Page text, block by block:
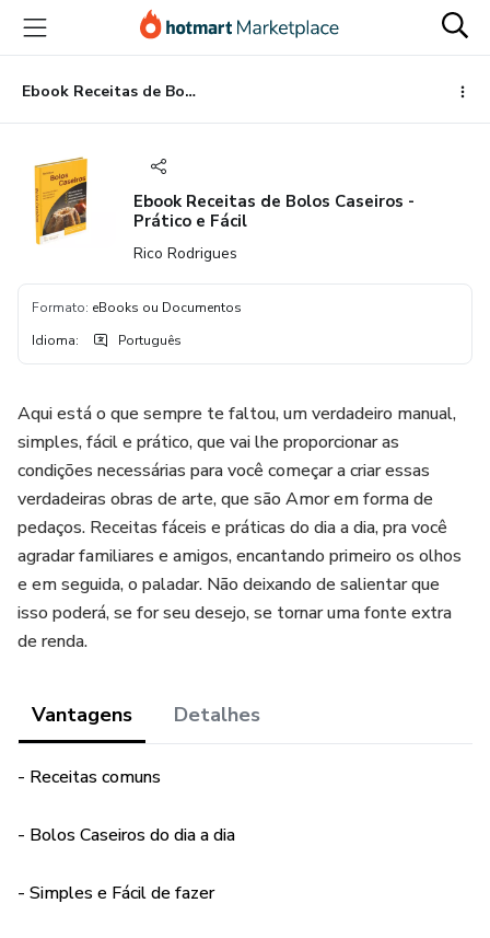
para
conteúdo
principal
para
pagamento
para
rodapé
Ebook Receitas de Bolos Caseiros - Prático e Fácil
Ebook Receitas de Bolos Caseiros -
Prático e Fácil
Rico Rodrigues
Formato: eBooks ou Documentos
Idioma: Português
Aqui está o que sempre te faltou, um verdadeiro manual,
simples, fácil e prático, que vai lhe proporcionar as
condições necessárias para você começar a criar essas
verdadeiras obras de arte, que são Amor em forma de
pedaços. Receitas fáceis e práticas do dia a dia, pra você
agradar familiares e amigos, encantando primeiro os olhos
e em seguida, o paladar. Não deixando de salientar que
isso poderá, se for seu desejo, se tornar uma fonte extra
de renda.
Vantagens Detalhes
- Receitas comuns
- Bolos Caseiros do dia a dia
- Simples e Fácil de fazer